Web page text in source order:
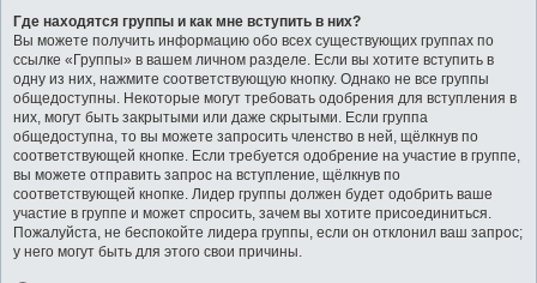
Где находятся группы и как мне вступить в них?
Вы можете получить информацию обо всех существующих группах по
ссылке «Группы» в вашем личном разделе. Если вы хотите вступить в
одну из них, нажмите соответствующую кнопку. Однако не все группы
общедоступны. Некоторые могут требовать одобрения для вступления в
них, могут быть закрытыми или даже скрытыми. Если группа
общедоступна, то вы можете запросить членство в ней, щёлкнув по
соответствующей кнопке. Если требуется одобрение на участие в группе,
вы можете отправить запрос на вступление, щёлкнув по
соответствующей кнопке. Лидер группы должен будет одобрить ваше
участие в группе и может спросить, зачем вы хотите присоединиться.
Пожалуйста, не беспокойте лидера группы, если он отклонил ваш запрос;
у него могут быть для этого свои причины.